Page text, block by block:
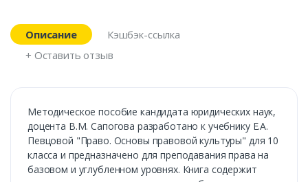
Описание
Кэшбэк-ссылка
+ Оставить отзыв
Методическое пособие кандидата юридических наук,
доцента В.М. Сапогова разработано к учебнику Е.А.
Певцовой "Право. Основы правовой культуры" для 10
класса и предназначено для преподавания права на
базовом и углубленном уровнях. Книга содержит